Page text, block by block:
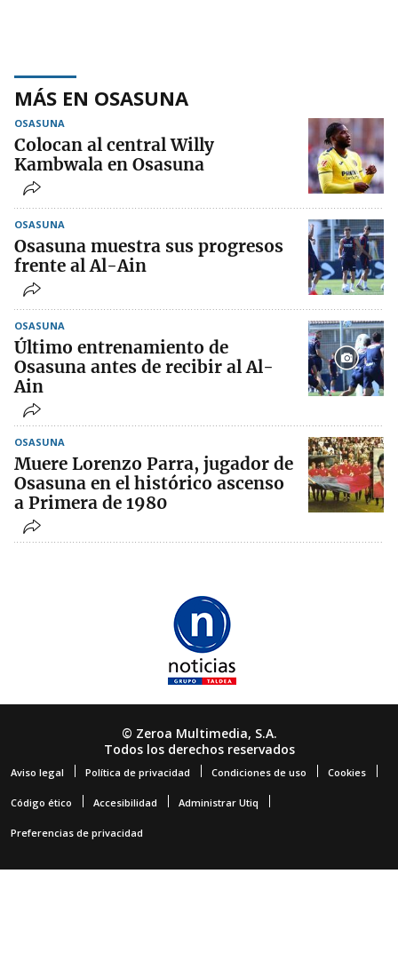
MÁS EN OSASUNA
OSASUNA
Colocan al central Willy
Kambwala en Osasuna
OSASUNA
Osasuna muestra sus progresos
frente al Al-Ain
OSASUNA
Último entrenamiento de
Osasuna antes de recibir al Al-
Ain
OSASUNA
Muere Lorenzo Parra, jugador de
Osasuna en el histórico ascenso
a Primera de 1980
© Zeroa Multimedia, S.A.
Todos los derechos reservados
Aviso legal Política de privacidad Condiciones de uso Cookies
Código ético Accesibilidad Administrar Utiq
Preferencias de privacidad